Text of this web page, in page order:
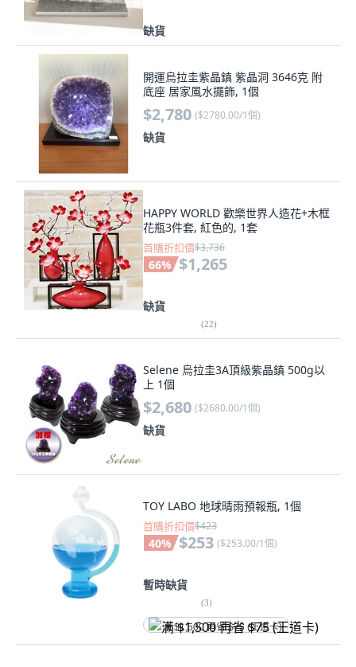
缺貨
開運烏拉圭紫晶鎮 紫晶洞 3646克 附
底座 居家風水擺飾, 1個
$2,780 ($2780.00/1個)
缺貨
HAPPY WORLD 歡樂世界人造花+木框
花瓶3件套, 紅色的, 1套
首購折扣價$3,736
66% $1,265
缺貨
(22)
Selene 烏拉圭3A頂級紫晶鎮 500g以
上 1個
$2,680 ($2680.00/1個)
缺貨
TOY LABO 地球晴雨預報瓶, 1個
首購折扣價$423
40% $253 ($253.00/1個)
暫時缺貨
(3)
满 $1,500 再省 $75 (王道卡)